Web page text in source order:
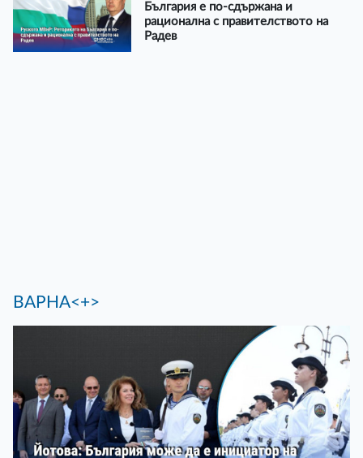
България е по-сдържана и
рационална с правителството на
Радев
ВАРНА<+>